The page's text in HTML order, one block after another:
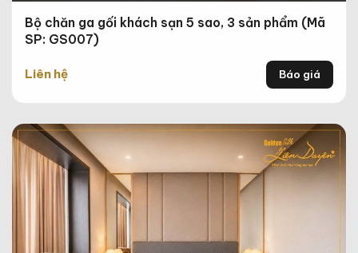
Bộ chăn ga gối khách sạn 5 sao, 3 sản phẩm (Mã
SP: GS007)
Liên hệ Báo giá